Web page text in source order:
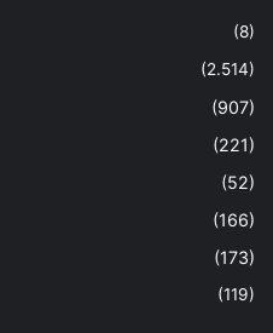
(8)
(2.514)
(907)
(221)
(52)
(166)
(173)
(119)